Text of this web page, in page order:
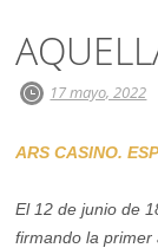
17 mayo, 2022
ARS CASINO.
El 12 de junio de
firmando la primer